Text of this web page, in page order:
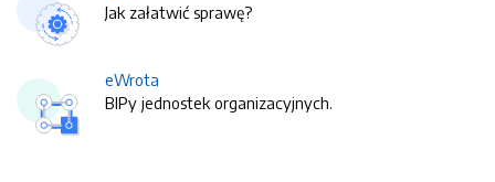
Jak załatwić sprawę?
eWrota
BIPy jednostek organizacyjnych.